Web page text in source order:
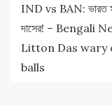
IND vs BAN: ভারত
দাসের! – Bengali
Litton Das wary
balls